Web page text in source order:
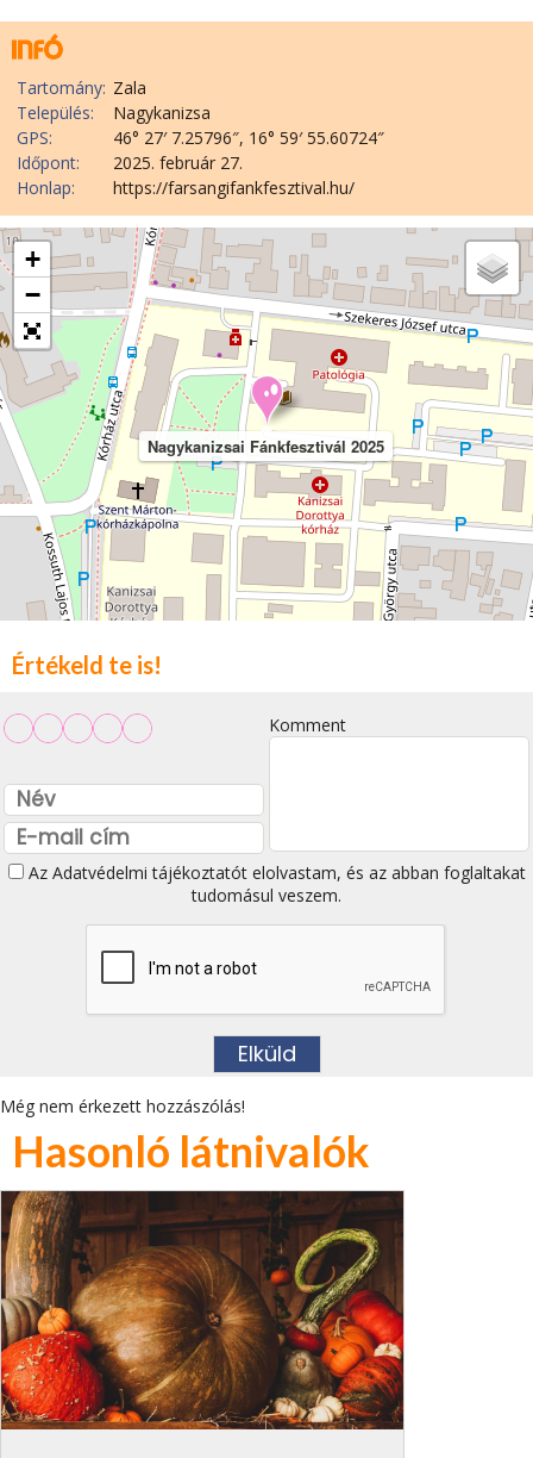
Tartomány: Zala
Település:
Nagykanizsa
GPS:
46° 27′ 7.25796″, 16° 59′ 55.60724″
Időpont:
2025. február 27.
Honlap:
https://farsangifankfesztival.hu/
Nagykanizsai Fánkfesztivál 2025
+
−
Értékeld te is!
Komment
Az Adatvédelmi tájékoztatótelolvastam, és az abban foglaltakat
tudomásul veszem.
Még nem érkezett hozzászólás!
Hasonló látnivalók